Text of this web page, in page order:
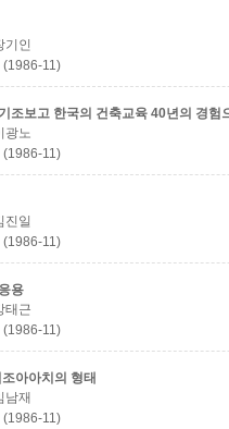
기인
(1986-11)
조보고 한국의 건축교육 40년의 경험
광노
(1986-11)
진일
(1986-11)
용
태근
(1986-11)
아아치의 형태
남재
(1986-11)